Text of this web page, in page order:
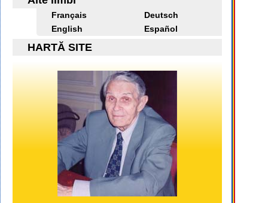
Français
Deutsch
English
Español
HARTĂ SITE